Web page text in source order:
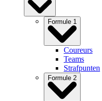
Formule 1
Coureurs
Teams
Strafpunten
Formule 2